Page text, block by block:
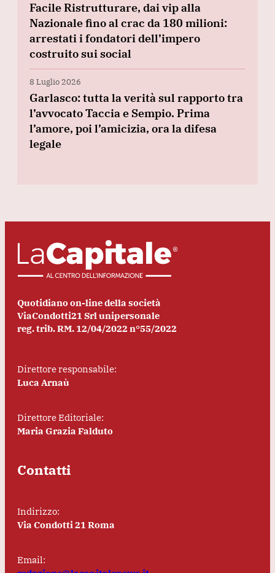
Facile Ristrutturare, dai vip alla
Nazionale fino al crac da 180 milioni:
arrestati i fondatori dell’impero
costruito sui social
8 Luglio 2026
Garlasco: tutta la verità sul rapporto tra
l’avvocato Taccia e Sempio. Prima
l’amore, poi l’amicizia, ora la difesa
legale
Quotidiano on-line della società
ViaCondotti21 Srl unipersonale
reg. trib. RM. 12/04/2022 n°55/2022
Direttore responsabile:
Luca Arnaù
Direttore Editoriale:
Maria Grazia Falduto
Contatti
Indirizzo:
Via Condotti 21 Roma
Email: